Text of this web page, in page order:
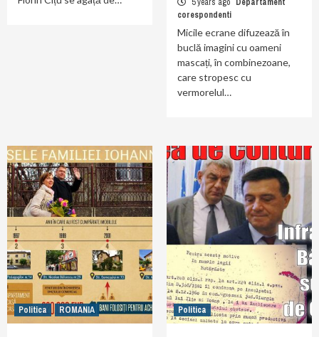
corespondenti
Micile ecrane difuzează în
buclă imagini cu oameni
mascați, în combinezoane,
care stropesc cu
vermorelul…
Politica ROMANIA Politica